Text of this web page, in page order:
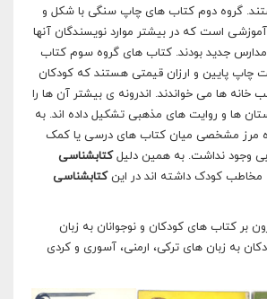
گروه دوم کتاب های چاپ سنگی با شکل و
است که در بیشتر موارد نویسندگان آنها
مدارس جدید بودند. کتاب های گروه سوم کتاب
چاپ پایین و ارزان قیمتی هستند که کودکان
خانه ها می خواندند. اندرونه ی بیشتر آن ها را
ها و روایت های مذهبی تشکیل داده اند. به
مرز مشخصی میان کتاب های درسی یا کمک
وجود نداشت. به همین دلیلکتابشناسی
کودک داشته اند در اینکتابشناسی
بر کتاب های کودکان و نوجوانان به زبان
به زبان های ترکی، ارمنی، آسوری و کردی